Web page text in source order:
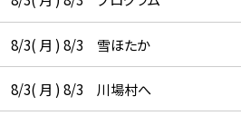
8/3( 月 ) 8/3 雪ほたか
8/3( 月 ) 8/3 川場村へ